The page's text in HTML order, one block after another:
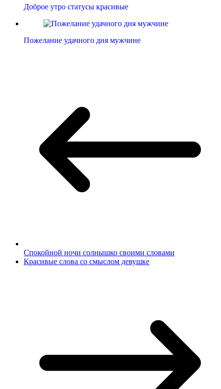
Доброе утро статусы красивые
Пожелание удачного дня мужчине
Спокойной ночи солнышко своими словами
Красивые слова со смыслом девушке